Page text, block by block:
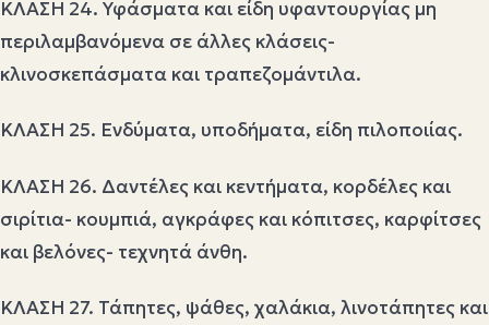
ΚΛΑΣΗ 24. Υφάσματα και είδη υφαντουργίας μη
περιλαμβανόμενα σε άλλες κλάσεις-
κλινοσκεπάσματα και τραπεζομάντιλα.
ΚΛΑΣΗ 25. Ενδύματα, υποδήματα, είδη πιλοποιίας.
ΚΛΑΣΗ 26. Δαντέλες και κεντήματα, κορδέλες και
σιρίτια- κουμπιά, αγκράφες και κόπιτσες, καρφίτσες
και βελόνες- τεχνητά άνθη.
ΚΛΑΣΗ 27. Τάπητες, ψάθες, χαλάκια, λινοτάπητες και